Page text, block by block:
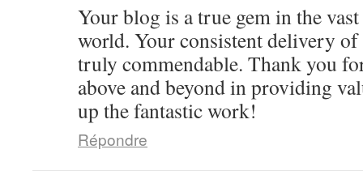
Your blog is a true gem in the
world. Your consistent delivery
truly commendable. Thank you
above and beyond in providing
up the fantastic work!
Répondre